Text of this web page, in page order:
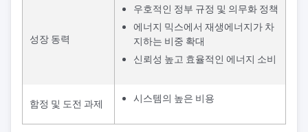
성장 동력
우호적인 정부 규정 및 의무화 정책
에너지 믹스에서 재생에너지가 차
지하는 비중 확대
신뢰성 높고 효율적인 에너지 소비
함정 및 도전 과제 시스템의 높은 비용